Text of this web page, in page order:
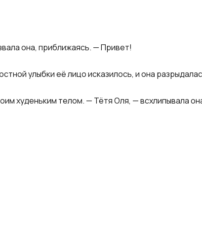
она, приближаясь. — Привет!
улыбки её лицо исказилось, и она
худеньким телом. — Тётя Оля, — всхлипывала